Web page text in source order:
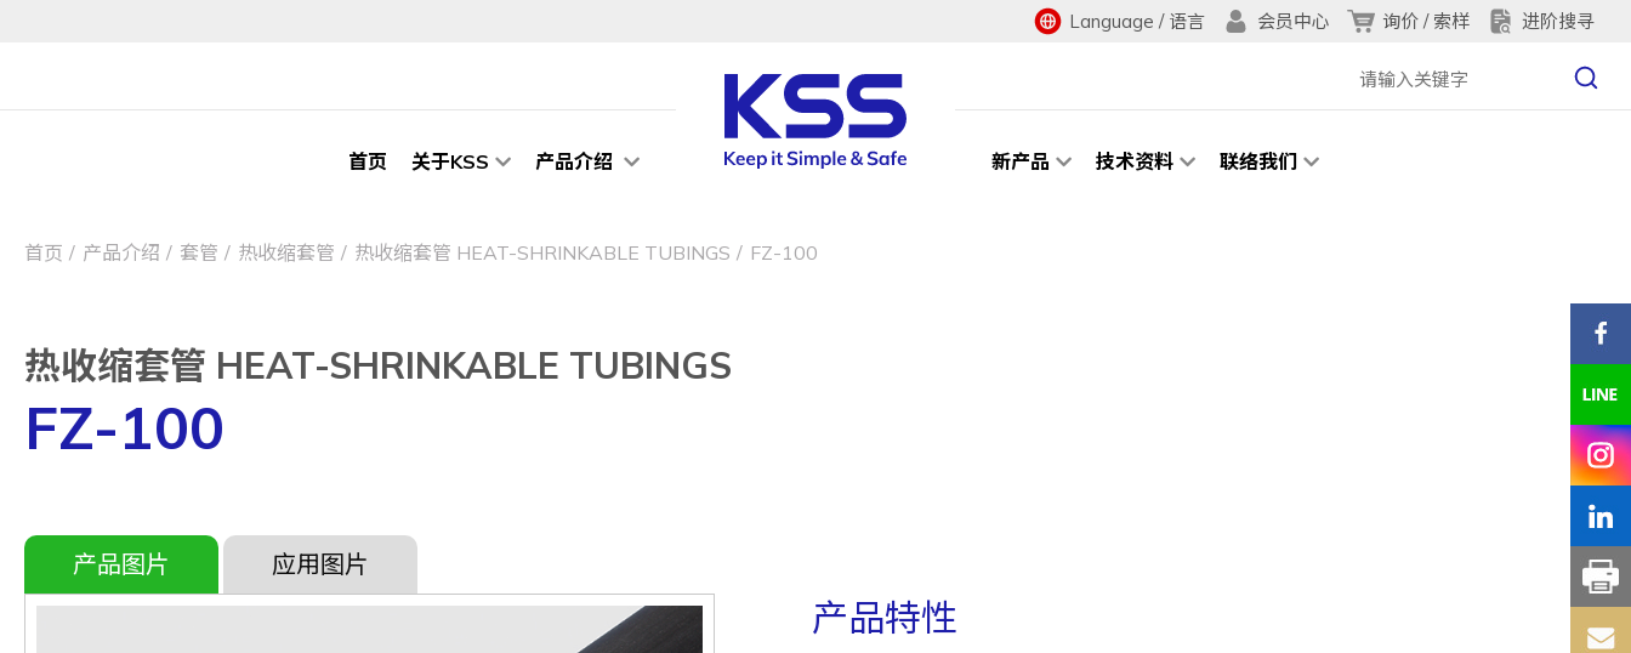
Language / 语言 会员中心 询价 / 索样 进阶搜寻
首页 关于KSS 产品介绍 新产品 技术资料 联络我们
首页 产品介绍 套管 热收缩套管 热收缩套管 HEAT-SHRINKABLE TUBINGS FZ-100
热收缩套管 HEAT-SHRINKABLE TUBINGS
FZ-100
产品图片 应用图片
产品特性